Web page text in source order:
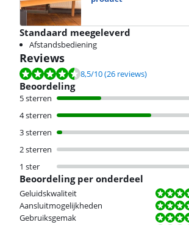
Standaard meegeleverd
Afstandsbediening
Reviews
Beoordeling is 8,5 van de 10, gebaseerd op 26 reviews.
8,5/10(26 reviews)
Beoordeling
5 sterren
4 sterren
3 sterren
2 sterren
1 ster
Beoordeling per onderdeel
Geluidskwaliteit
Beoordeling is 8,6 van de 10.
Aansluitmogelijkheden
Beoordeling is 8,3 van de 10.
Gebruiksgemak
Beoordeling is 8,6 van de 10.